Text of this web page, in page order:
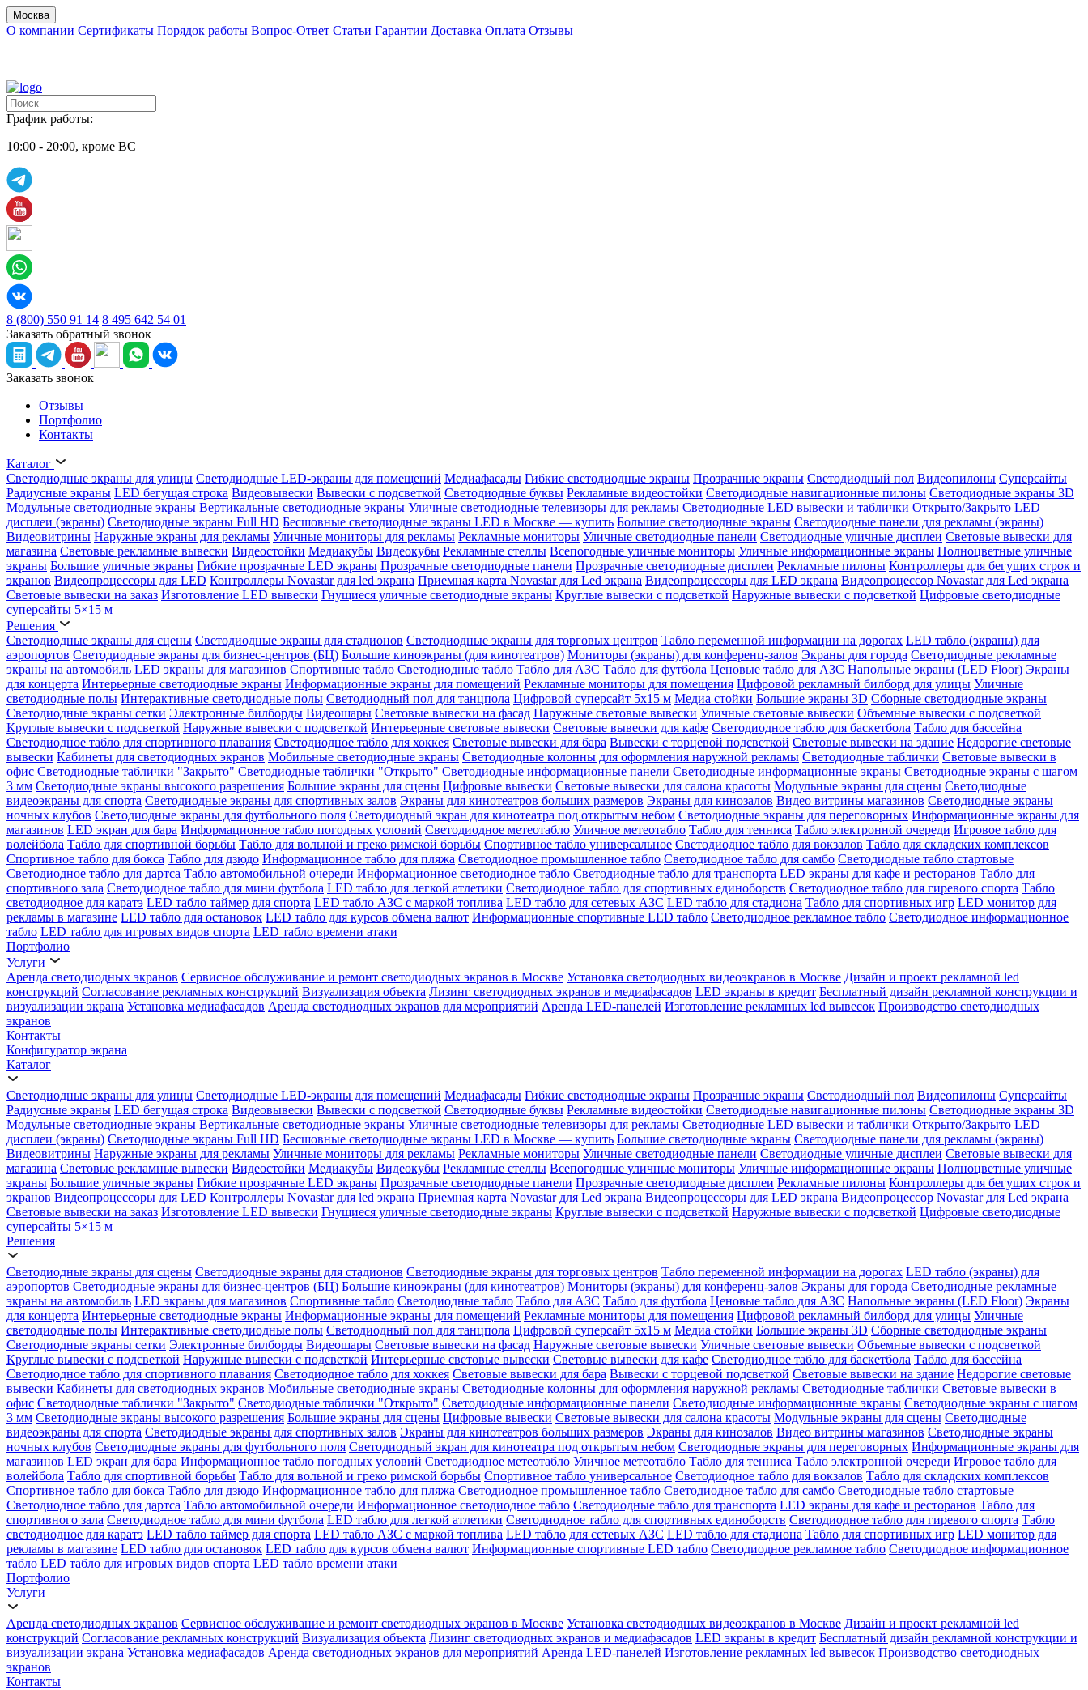
Москва
О компании Сертификаты Порядок работы Вопрос-Ответ Статьи Гарантии Доставка Оплата Отзывы
График работы:
10:00 - 20:00, кроме ВС
8 (800) 550 91 14 8 495 642 54 01
Заказать обратный звонок
Заказать звонок
Отзывы
Портфолио
Контакты
Каталог
Светодиодные экраны для улицы Светодиодные LED-экраны для помещений Медиафасады Гибкие светодиодные экраны Прозрачные экраны Светодиодный пол Видеопилоны Суперсайты
Радиусные экраны LED бегущая строка Видеовывески Вывески с подсветкой Светодиодные буквы Рекламные видеостойки Светодиодные навигационные пилоны Светодиодные экраны 3D
Модульные светодиодные экраны Вертикальные светодиодные экраны Уличные светодиодные телевизоры для рекламы Светодиодные LED вывески и таблички Открыто/Закрыто LED
дисплеи (экраны) Светодиодные экраны Full HD Бесшовные светодиодные экраны LED в Москве — купить Большие светодиодные экраны Светодиодные панели для рекламы (экраны)
Видеовитрины Наружные экраны для рекламы Уличные мониторы для рекламы Рекламные мониторы Уличные светодиодные панели Светодиодные уличные дисплеи Световые вывески для
магазина Световые рекламные вывески Видеостойки Медиакубы Видеокубы Рекламные стеллы Всепогодные уличные мониторы Уличные информационные экраны Полноцветные уличные
экраны Большие уличные экраны Гибкие прозрачные LED экраны Прозрачные светодиодные панели Прозрачные светодиодные дисплеи Рекламные пилоны Контроллеры для бегущих строк и
экранов Видеопроцессоры для LED Контроллеры Novastar для led экрана Приемная карта Novastar для Led экрана Видеопроцессоры для LED экрана Видеопроцессор Novastar для Led экрана
Световые вывески на заказ Изготовление LED вывески Гнущиеся уличные светодиодные экраны Круглые вывески с подсветкой Наружные вывески с подсветкой Цифровые светодиодные
суперсайты 5×15 м
Решения
Светодиодные экраны для сцены Светодиодные экраны для стадионов Светодиодные экраны для торговых центров Табло переменной информации на дорогах LED табло (экраны) для
аэропортов Светодиодные экраны для бизнес-центров (БЦ) Большие киноэкраны (для кинотеатров) Мониторы (экраны) для конференц-залов Экраны для города Светодиодные рекламные
экраны на автомобиль LED экраны для магазинов Спортивные табло Светодиодные табло Табло для АЗС Табло для футбола Ценовые табло для АЗС Напольные экраны (LED Floor) Экраны
для концерта Интерьерные светодиодные экраны Информационные экраны для помещений Рекламные мониторы для помещения Цифровой рекламный билборд для улицы Уличные
светодиодные полы Интерактивные светодиодные полы Светодиодный пол для танцпола Цифровой суперсайт 5х15 м Медиа стойки Большие экраны 3D Сборные светодиодные экраны
Светодиодные экраны сетки Электронные билборды Видеошары Световые вывески на фасад Наружные световые вывески Уличные световые вывески Объемные вывески с подсветкой
Круглые вывески с подсветкой Наружные вывески с подсветкой Интерьерные световые вывески Световые вывески для кафе Светодиодное табло для баскетбола Табло для бассейна
Светодиодное табло для спортивного плавания Светодиодное табло для хоккея Световые вывески для бара Вывески с торцевой подсветкой Световые вывески на здание Недорогие световые
вывески Кабинеты для светодиодных экранов Мобильные светодиодные экраны Светодиодные колонны для оформления наружной рекламы Светодиодные таблички Световые вывески в
офис Светодиодные таблички "Закрыто" Светодиодные таблички "Открыто" Светодиодные информационные панели Светодиодные информационные экраны Светодиодные экраны с шагом
3 мм Светодиодные экраны высокого разрешения Большие экраны для сцены Цифровые вывески Световые вывески для салона красоты Модульные экраны для сцены Светодиодные
видеоэкраны для спорта Светодиодные экраны для спортивных залов Экраны для кинотеатров больших размеров Экраны для кинозалов Видео витрины магазинов Светодиодные экраны
ночных клубов Светодиодные экраны для футбольного поля Светодиодный экран для кинотеатра под открытым небом Светодиодные экраны для переговорных Информационные экраны для
магазинов LED экран для бара Информационное табло погодных условий Светодиодное метеотабло Уличное метеотабло Табло для тенниса Табло электронной очереди Игровое табло для
волейбола Табло для спортивной борьбы Табло для вольной и греко римской борьбы Спортивное табло универсальное Светодиодное табло для вокзалов Табло для складских комплексов
Спортивное табло для бокса Табло для дзюдо Информационное табло для пляжа Светодиодное промышленное табло Светодиодное табло для самбо Светодиодные табло стартовые
Светодиодное табло для дартса Табло автомобильной очереди Информационное светодиодное табло Светодиодные табло для транспорта LED экраны для кафе и ресторанов Табло для
спортивного зала Светодиодное табло для мини футбола LED табло для легкой атлетики Светодиодное табло для спортивных единоборств Светодиодное табло для гиревого спорта Табло
светодиодное для каратэ LED табло таймер для спорта LED табло АЗС с маркой топлива LED табло для сетевых АЗС LED табло для стадиона Табло для спортивных игр LED монитор для
рекламы в магазине LED табло для остановок LED табло для курсов обмена валют Информационные спортивные LED табло Светодиодное рекламное табло Светодиодное информационное
табло LED табло для игровых видов спорта LED табло времени атаки
Портфолио
Услуги
Аренда светодиодных экранов Сервисное обслуживание и ремонт светодиодных экранов в Москве Установка светодиодных видеоэкранов в Москве Дизайн и проект рекламной led
конструкций Согласование рекламных конструкций Визуализация объекта Лизинг светодиодных экранов и медиафасадов LED экраны в кредит Бесплатный дизайн рекламной конструкции и
визуализации экрана Установка медиафасадов Аренда светодиодных экранов для мероприятий Аренда LED-панелей Изготовление рекламных led вывесок Производство светодиодных
экранов
Контакты
Конфигуратор экрана
Каталог
Светодиодные экраны для улицы Светодиодные LED-экраны для помещений Медиафасады Гибкие светодиодные экраны Прозрачные экраны Светодиодный пол Видеопилоны Суперсайты
Радиусные экраны LED бегущая строка Видеовывески Вывески с подсветкой Светодиодные буквы Рекламные видеостойки Светодиодные навигационные пилоны Светодиодные экраны 3D
Модульные светодиодные экраны Вертикальные светодиодные экраны Уличные светодиодные телевизоры для рекламы Светодиодные LED вывески и таблички Открыто/Закрыто LED
дисплеи (экраны) Светодиодные экраны Full HD Бесшовные светодиодные экраны LED в Москве — купить Большие светодиодные экраны Светодиодные панели для рекламы (экраны)
Видеовитрины Наружные экраны для рекламы Уличные мониторы для рекламы Рекламные мониторы Уличные светодиодные панели Светодиодные уличные дисплеи Световые вывески для
магазина Световые рекламные вывески Видеостойки Медиакубы Видеокубы Рекламные стеллы Всепогодные уличные мониторы Уличные информационные экраны Полноцветные уличные
экраны Большие уличные экраны Гибкие прозрачные LED экраны Прозрачные светодиодные панели Прозрачные светодиодные дисплеи Рекламные пилоны Контроллеры для бегущих строк и
экранов Видеопроцессоры для LED Контроллеры Novastar для led экрана Приемная карта Novastar для Led экрана Видеопроцессоры для LED экрана Видеопроцессор Novastar для Led экрана
Световые вывески на заказ Изготовление LED вывески Гнущиеся уличные светодиодные экраны Круглые вывески с подсветкой Наружные вывески с подсветкой Цифровые светодиодные
суперсайты 5×15 м
Решения
Светодиодные экраны для сцены Светодиодные экраны для стадионов Светодиодные экраны для торговых центров Табло переменной информации на дорогах LED табло (экраны) для
аэропортов Светодиодные экраны для бизнес-центров (БЦ) Большие киноэкраны (для кинотеатров) Мониторы (экраны) для конференц-залов Экраны для города Светодиодные рекламные
экраны на автомобиль LED экраны для магазинов Спортивные табло Светодиодные табло Табло для АЗС Табло для футбола Ценовые табло для АЗС Напольные экраны (LED Floor) Экраны
для концерта Интерьерные светодиодные экраны Информационные экраны для помещений Рекламные мониторы для помещения Цифровой рекламный билборд для улицы Уличные
светодиодные полы Интерактивные светодиодные полы Светодиодный пол для танцпола Цифровой суперсайт 5х15 м Медиа стойки Большие экраны 3D Сборные светодиодные экраны
Светодиодные экраны сетки Электронные билборды Видеошары Световые вывески на фасад Наружные световые вывески Уличные световые вывески Объемные вывески с подсветкой
Круглые вывески с подсветкой Наружные вывески с подсветкой Интерьерные световые вывески Световые вывески для кафе Светодиодное табло для баскетбола Табло для бассейна
Светодиодное табло для спортивного плавания Светодиодное табло для хоккея Световые вывески для бара Вывески с торцевой подсветкой Световые вывески на здание Недорогие световые
вывески Кабинеты для светодиодных экранов Мобильные светодиодные экраны Светодиодные колонны для оформления наружной рекламы Светодиодные таблички Световые вывески в
офис Светодиодные таблички "Закрыто" Светодиодные таблички "Открыто" Светодиодные информационные панели Светодиодные информационные экраны Светодиодные экраны с шагом
3 мм Светодиодные экраны высокого разрешения Большие экраны для сцены Цифровые вывески Световые вывески для салона красоты Модульные экраны для сцены Светодиодные
видеоэкраны для спорта Светодиодные экраны для спортивных залов Экраны для кинотеатров больших размеров Экраны для кинозалов Видео витрины магазинов Светодиодные экраны
ночных клубов Светодиодные экраны для футбольного поля Светодиодный экран для кинотеатра под открытым небом Светодиодные экраны для переговорных Информационные экраны для
магазинов LED экран для бара Информационное табло погодных условий Светодиодное метеотабло Уличное метеотабло Табло для тенниса Табло электронной очереди Игровое табло для
волейбола Табло для спортивной борьбы Табло для вольной и греко римской борьбы Спортивное табло универсальное Светодиодное табло для вокзалов Табло для складских комплексов
Спортивное табло для бокса Табло для дзюдо Информационное табло для пляжа Светодиодное промышленное табло Светодиодное табло для самбо Светодиодные табло стартовые
Светодиодное табло для дартса Табло автомобильной очереди Информационное светодиодное табло Светодиодные табло для транспорта LED экраны для кафе и ресторанов Табло для
спортивного зала Светодиодное табло для мини футбола LED табло для легкой атлетики Светодиодное табло для спортивных единоборств Светодиодное табло для гиревого спорта Табло
светодиодное для каратэ LED табло таймер для спорта LED табло АЗС с маркой топлива LED табло для сетевых АЗС LED табло для стадиона Табло для спортивных игр LED монитор для
рекламы в магазине LED табло для остановок LED табло для курсов обмена валют Информационные спортивные LED табло Светодиодное рекламное табло Светодиодное информационное
табло LED табло для игровых видов спорта LED табло времени атаки
Портфолио
Услуги
Аренда светодиодных экранов Сервисное обслуживание и ремонт светодиодных экранов в Москве Установка светодиодных видеоэкранов в Москве Дизайн и проект рекламной led
конструкций Согласование рекламных конструкций Визуализация объекта Лизинг светодиодных экранов и медиафасадов LED экраны в кредит Бесплатный дизайн рекламной конструкции и
визуализации экрана Установка медиафасадов Аренда светодиодных экранов для мероприятий Аренда LED-панелей Изготовление рекламных led вывесок Производство светодиодных
экранов
Контакты